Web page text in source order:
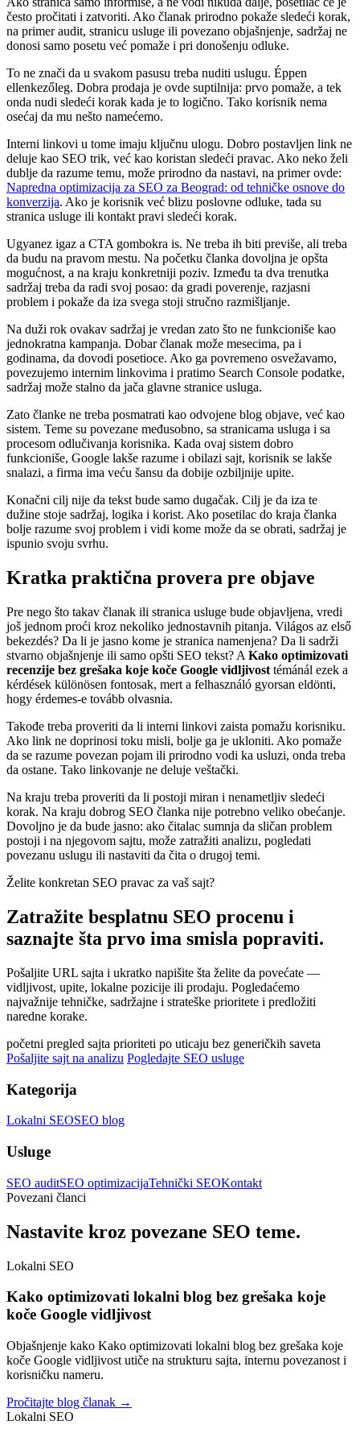
često pročitati i zatvoriti. Ako članak prirodno pokaže sledeći korak,
na primer audit, stranicu usluge ili povezano objašnjenje, sadržaj ne
donosi samo posetu već pomaže i pri donošenju odluke.
To ne znači da u svakom pasusu treba nuditi uslugu. Éppen
ellenkezőleg. Dobra prodaja je ovde suptilnija: prvo pomaže, a tek
onda nudi sledeći korak kada je to logično. Tako korisnik nema
osećaj da mu nešto namećemo.
Interni linkovi u tome imaju ključnu ulogu. Dobro postavljen link ne
deluje kao SEO trik, već kao koristan sledeći pravac. Ako neko želi
dublje da razume temu, može prirodno da nastavi, na primer ovde:
Napredna optimizacija za SEO za Beograd: od tehničke osnove do
konverzija. Ako je korisnik već blizu poslovne odluke, tada su
stranica usluge ili kontakt pravi sledeći korak.
Ugyanez igaz a CTA gombokra is. Ne treba ih biti previše, ali treba
da budu na pravom mestu. Na početku članka dovoljna je opšta
mogućnost, a na kraju konkretniji poziv. Između ta dva trenutka
sadržaj treba da radi svoj posao: da gradi poverenje, razjasni
problem i pokaže da iza svega stoji stručno razmišljanje.
Na duži rok ovakav sadržaj je vredan zato što ne funkcioniše kao
jednokratna kampanja. Dobar članak može mesecima, pa i
godinama, da dovodi posetioce. Ako ga povremeno osvežavamo,
povezujemo internim linkovima i pratimo Search Console podatke,
sadržaj može stalno da jača glavne stranice usluga.
Zato članke ne treba posmatrati kao odvojene blog objave, već kao
sistem. Teme su povezane međusobno, sa stranicama usluga i sa
procesom odlučivanja korisnika. Kada ovaj sistem dobro
funkcioniše, Google lakše razume i obilazi sajt, korisnik se lakše
snalazi, a firma ima veću šansu da dobije ozbiljnije upite.
Konačni cilj nije da tekst bude samo dugačak. Cilj je da iza te
dužine stoje sadržaj, logika i korist. Ako posetilac do kraja članka
bolje razume svoj problem i vidi kome može da se obrati, sadržaj je
ispunio svoju svrhu.
Kratka praktična provera pre objave
Pre nego što takav članak ili stranica usluge bude objavljena, vredi
još jednom proći kroz nekoliko jednostavnih pitanja. Világos az első
bekezdés? Da li je jasno kome je stranica namenjena? Da li sadrži
stvarno objašnjenje ili samo opšti SEO tekst? A Kako optimizovati
recenzije bez grešaka koje koče Google vidljivost témánál ezek a
kérdések különösen fontosak, mert a felhasználó gyorsan eldönti,
hogy érdemes-e tovább olvasnia.
Takođe treba proveriti da li interni linkovi zaista pomažu korisniku.
Ako link ne doprinosi toku misli, bolje ga je ukloniti. Ako pomaže
da se razume povezan pojam ili prirodno vodi ka usluzi, onda treba
da ostane. Tako linkovanje ne deluje veštački.
Na kraju treba proveriti da li postoji miran i nenametljiv sledeći
korak. Na kraju dobrog SEO članka nije potrebno veliko obećanje.
Dovoljno je da bude jasno: ako čitalac sumnja da sličan problem
postoji i na njegovom sajtu, može zatražiti analizu, pogledati
povezanu uslugu ili nastaviti da čita o drugoj temi.
Želite konkretan SEO pravac za vaš sajt?
Zatražite besplatnu SEO procenu i
saznajte šta prvo ima smisla popraviti.
Pošaljite URL sajta i ukratko napišite šta želite da povećate —
vidljivost, upite, lokalne pozicije ili prodaju. Pogledaćemo
najvažnije tehničke, sadržajne i strateške prioritete i predložiti
naredne korake.
početni pregled sajta prioriteti po uticaju bez generičkih saveta
Pošaljite sajt na analizu Pogledajte SEO usluge
Kategorija
Lokalni SEOSEO blog
Usluge
SEO auditSEO optimizacijaTehnički SEOKontakt
Povezani članci
Nastavite kroz povezane SEO teme.
Lokalni SEO
Kako optimizovati lokalni blog bez grešaka koje
koče Google vidljivost
Objašnjenje kako Kako optimizovati lokalni blog bez grešaka koje
koče Google vidljivost utiče na strukturu sajta, internu povezanost i
korisničku nameru.
Pročitajte blog članak →
Lokalni SEO